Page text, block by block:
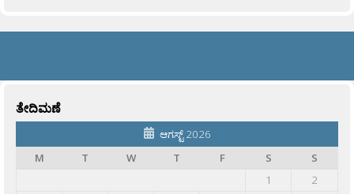
ತೇದಿಮಣೆ
ಆಗಸ್ಟ್ 2026
M
T W T F S
S
1
2